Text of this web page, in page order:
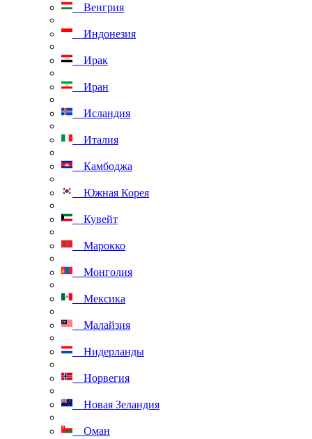
Венгрия
Индонезия
Ирак
Иран
Исландия
Италия
Камбоджа
Южная Корея
Кувейт
Марокко
Монголия
Мексика
Малайзия
Нидерланды
Норвегия
Новая Зеландия
Оман